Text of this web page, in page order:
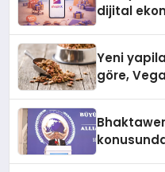
dijital
Yeni
göre,